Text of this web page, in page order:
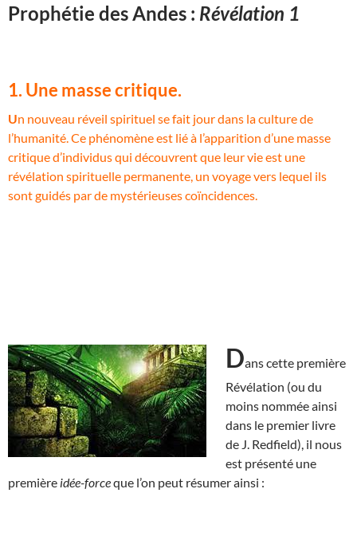
Prophétie des Andes : Révélation 1
1. Une masse critique.
Un nouveau réveil spirituel se fait jour dans la culture de
l’humanité. Ce phénomène est lié à l’apparition d’une masse
critique d’individus qui découvrent que leur vie est une
révélation spirituelle permanente, un voyage vers lequel ils
sont guidés par de mystérieuses coïncidences.
Dans cette première
Révélation (ou du
moins nommée ainsi
dans le premier livre
de J. Redfield), il nous
est présenté une
première idée-forceque l’on peut résumer ainsi :